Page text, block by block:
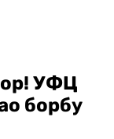
УФЦ
борбу